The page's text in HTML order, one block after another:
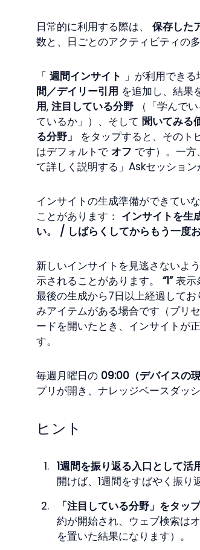
日常的に利用する際は、 保存した
数と、日ごとのアクティビティの
「 週間インサイト 」が利用でき
間／デイリー引用 を追加し、結果
用, 注目している分野 （「学んで
ているか」）、そして 聞いてみる
る分野」
をタップすると、そのト
はデフォルトで オフ です）。一方
て詳しく説明する」Askセッショ
インサイトの生成準備ができてい
ことがあります： インサイトを生
い。 / しばらくしてからもう一度
新しいインサイトを見逃さないよ
示されることがあります。 “1” 表示
最後の生成から7日以上経過して
みアイテムがある場合です（プリ
ードを開いたとき、インサイトが
す。
毎週月曜日の 09:00（デバイスの現
プリが開き、ナレッジベースダッ
ヒント
1週間を振り返る入口として活
開けば、1週間をすばやく振り
「注目している分野」をタッ
約が開始され、ウェブ検索は
を置いた結果になります）。